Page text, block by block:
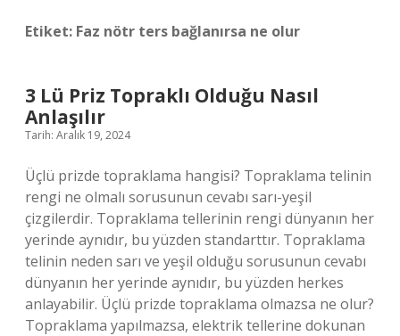
Etiket: Faz nötr ters bağlanırsa ne olur
3 Lü Priz Topraklı Olduğu Nasıl
Anlaşılır
Tarih: Aralık 19, 2024
Üçlü prizde topraklama hangisi? Topraklama telinin
rengi ne olmalı sorusunun cevabı sarı-yeşil
çizgilerdir. Topraklama tellerinin rengi dünyanın her
yerinde aynıdır, bu yüzden standarttır. Topraklama
telinin neden sarı ve yeşil olduğu sorusunun cevabı
dünyanın her yerinde aynıdır, bu yüzden herkes
anlayabilir. Üçlü prizde topraklama olmazsa ne olur?
Topraklama yapılmazsa, elektrik tellerine dokunan